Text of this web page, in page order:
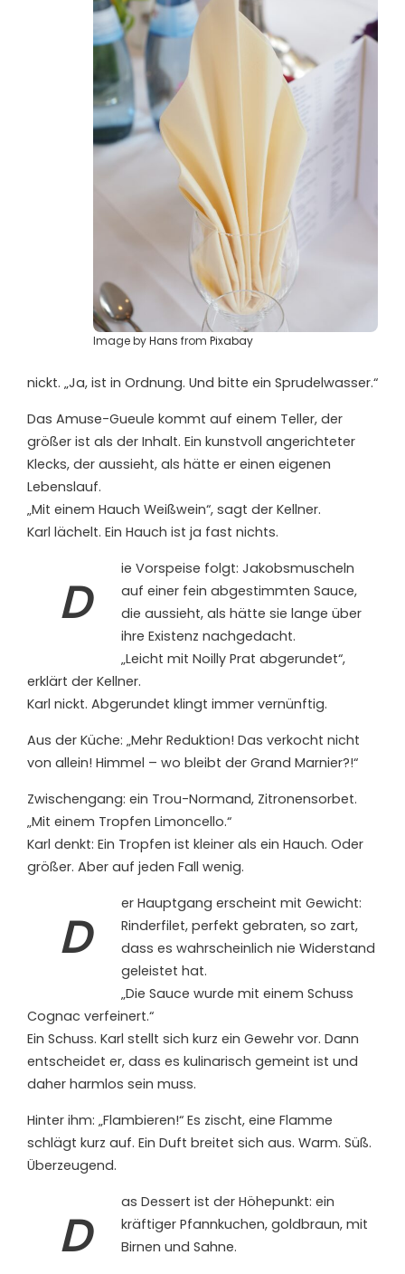
Image byHans from Pixabay
nickt. „Ja, ist in Ordnung. Und bitte ein Sprudelwasser.“
Das Amuse-Gueule kommt auf einem Teller, der
größer ist als der Inhalt. Ein kunstvoll angerichteter
Klecks, der aussieht, als hätte er einen eigenen
Lebenslauf.
„Mit einem Hauch Weißwein“, sagt der Kellner.
Karl lächelt. Ein Hauch ist ja fast nichts.
D
ie Vorspeise folgt: Jakobsmuscheln
auf einer fein abgestimmten Sauce,
die aussieht, als hätte sie lange über
ihre Existenz nachgedacht.
„Leicht mit Noilly Prat abgerundet“,
erklärt der Kellner.
Karl nickt. Abgerundet klingt immer vernünftig.
Aus der Küche: „Mehr Reduktion! Das verkocht nicht
von allein! Himmel – wo bleibt der Grand Marnier?!“
Zwischengang: ein Trou-Normand, Zitronensorbet.
„Mit einem Tropfen Limoncello.“
Karl denkt: Ein Tropfen ist kleiner als ein Hauch. Oder
größer. Aber auf jeden Fall wenig.
D
er Hauptgang erscheint mit Gewicht:
Rinderfilet, perfekt gebraten, so zart,
dass es wahrscheinlich nie Widerstand
geleistet hat.
„Die Sauce wurde mit einem Schuss
Cognac verfeinert.“
Ein Schuss. Karl stellt sich kurz ein Gewehr vor. Dann
entscheidet er, dass es kulinarisch gemeint ist und
daher harmlos sein muss.
Hinter ihm: „Flambieren!“ Es zischt, eine Flamme
schlägt kurz auf. Ein Duft breitet sich aus. Warm. Süß.
Überzeugend.
D
as Dessert ist der Höhepunkt: ein
kräftiger Pfannkuchen, goldbraun, mit
Birnen und Sahne.